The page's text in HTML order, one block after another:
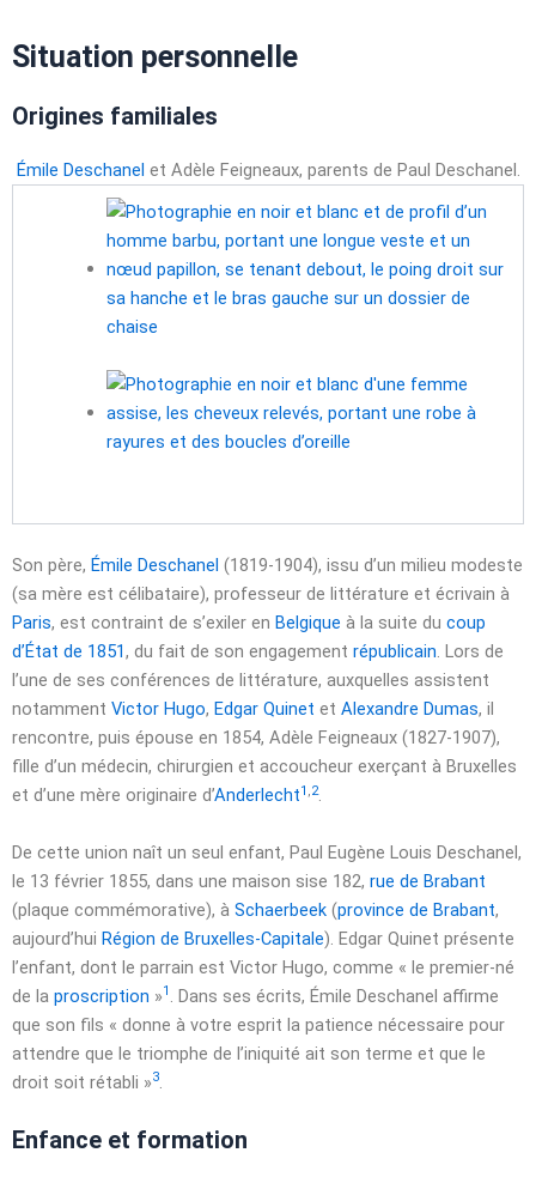
Situation personnelle
Origines familiales
Émile Deschanel et Adèle Feigneaux, parents de Paul Deschanel.
Son père, Émile Deschanel (1819-1904), issu d’un milieu modeste
(sa mère est célibataire), professeur de littérature et écrivain à
Paris, est contraint de s’exiler en Belgique à la suite du coup
d’État de 1851, du fait de son engagement républicain. Lors de
l’une de ses conférences de littérature, auxquelles assistent
notamment Victor Hugo, Edgar Quinet et Alexandre Dumas, il
rencontre, puis épouse en 1854, Adèle Feigneaux (1827-1907),
fille d’un médecin, chirurgien et accoucheur exerçant à Bruxelles
et d’une mère originaire d’Anderlecht1 ,2.
De cette union naît un seul enfant, Paul Eugène Louis Deschanel,
le 13 février 1855, dans une maison sise 182, rue de Brabant
(plaque commémorative), à Schaerbeek (province de Brabant,
aujourd’hui Région de Bruxelles-Capitale). Edgar Quinet présente
l’enfant, dont le parrain est Victor Hugo, comme « le premier-né
de la proscription »1 . Dans ses écrits, Émile Deschanel affirme
que son fils « donne à votre esprit la patience nécessaire pour
attendre que le triomphe de l’iniquité ait son terme et que le
droit soit rétabli »3.
Enfance et formation